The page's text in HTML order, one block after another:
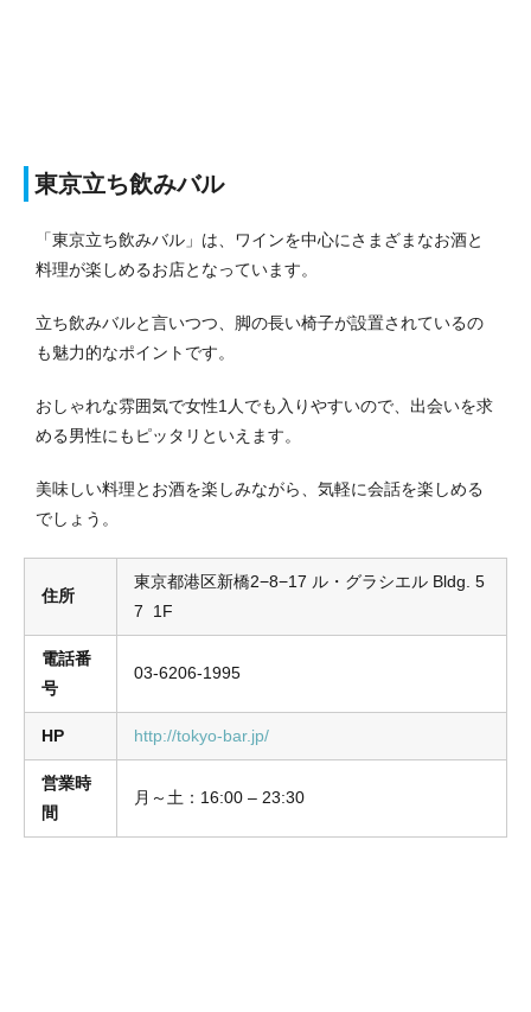
東京立ち飲みバル
「東京立ち飲みバル」は、ワインを中心にさまざまなお酒と
料理が楽しめるお店となっています。
立ち飲みバルと言いつつ、脚の長い椅子が設置されているの
も魅力的なポイントです。
おしゃれな雰囲気で女性1人でも入りやすいので、出会いを求
める男性にもピッタリといえます。
美味しい料理とお酒を楽しみながら、気軽に会話を楽しめる
でしょう。
住所
東京都港区新橋2−8−17 ル・グラシエル Bldg. 5
7 1F
電話番
号
03-6206-1995
HP http://tokyo-bar.jp/
営業時
間
月～土：16:00 – 23:30